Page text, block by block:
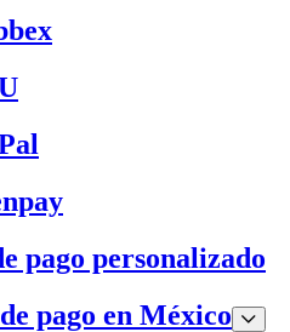
pago personalizado
pago en México